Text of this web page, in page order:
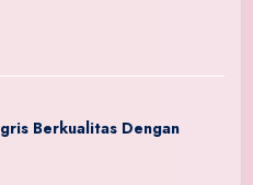
Berkualitas Dengan